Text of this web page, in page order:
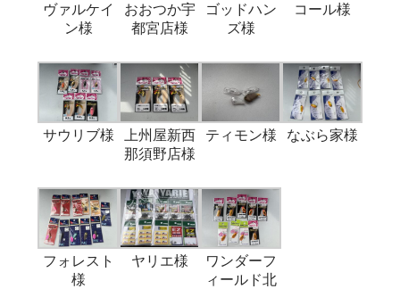
ヴァルケイ
ン様
おおつか宇
都宮店様
ゴッドハン
ズ様
コール様
サウリブ様
上州屋新西
那須野店様
ティモン様 なぶら家様
フォレスト
様
ヤリエ様
ワンダーフ
ィールド北